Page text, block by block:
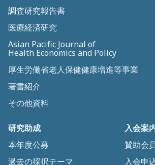
調査研究報告書
医療経済研究
Asian Pacific Journal of
Health Economics and Policy
厚生労働省老人保健健康増進等事業
著書紹介
その他資料
研究助成
本年度公募
過去の採択テーマ
入会案
賛助会
入会申